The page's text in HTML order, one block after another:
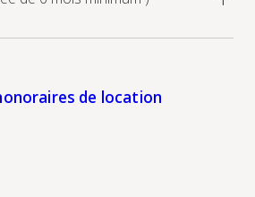
de location